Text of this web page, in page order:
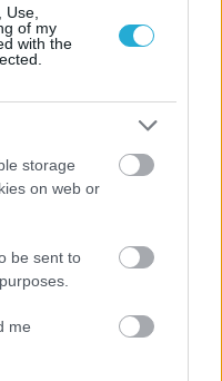
of my
with the
storage
on web or
be sent to
me
Εθνικής στο
και